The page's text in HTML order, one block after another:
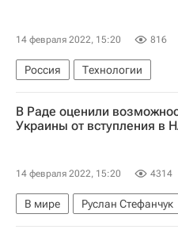
14 февраля 2022, 15:20 816
Россия
Технологии
Саратовский областной суд
Саратовская область
В Раде оценили
Украины от вступления в
14 февраля 2022, 15:20 4314
В мире Руслан Стефанчук
Киев
Вадим Пристайко